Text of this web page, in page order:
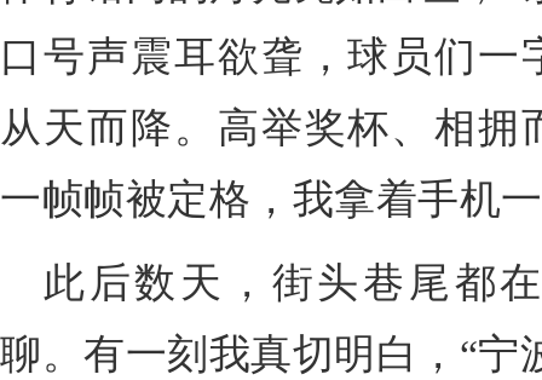
口号声震耳欲聋，球员们
从天而降。高举奖杯、相
一帧帧被定格，我拿着手机
此后数天，街头巷尾都
聊。有一刻我真切明白，“宁